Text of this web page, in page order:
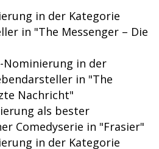
in der Kategorie
in "The Messenger – Die
Nominierung in der
in "The
Nachricht"
als bester
Comedyserie in "Frasier"
in der Kategorie